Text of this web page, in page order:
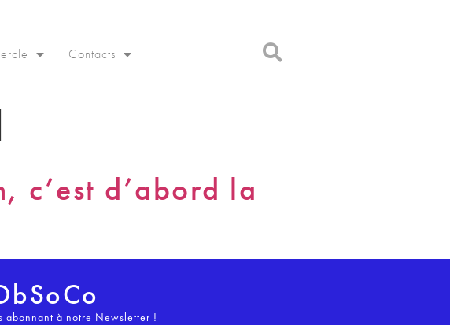
Contacts
c’est d’abord la
abonnant à notre Newsletter !